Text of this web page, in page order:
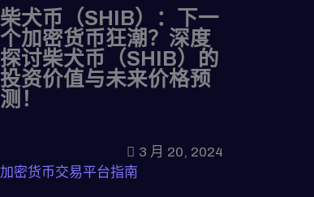
柴犬币（SHIB）：下一
个加密货币狂潮？深度
探讨柴犬币（SHIB）的
投资价值与未来价格预
测！
3 月 20, 2024
加密货币交易平台指南